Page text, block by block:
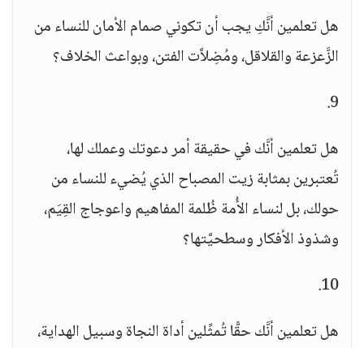
هل تعلمين أنَّكِ يجب أن تكوني صمام الأمان للنساء من
الزَّعزعة والقلاقل، ومُضِلاَّت الفتن، وبواعث الخلاف؟
9.
هل تعلمين أنَّك في حقيقة أمر دعوتك وعملك لها،
تُعتبرين بمثابة زيت المصباح الذي يُضيء للنساء من
حولك، بل لنساء الأُمة ظُلمة المفاهيم واعوجاج القِيَم،
وشذوذ الأفكار وسطحيَّتها؟
10.
هل تعلمين أنَّك حقًّا تُمثِّلين أداة النجاة وسبيل الهداية،